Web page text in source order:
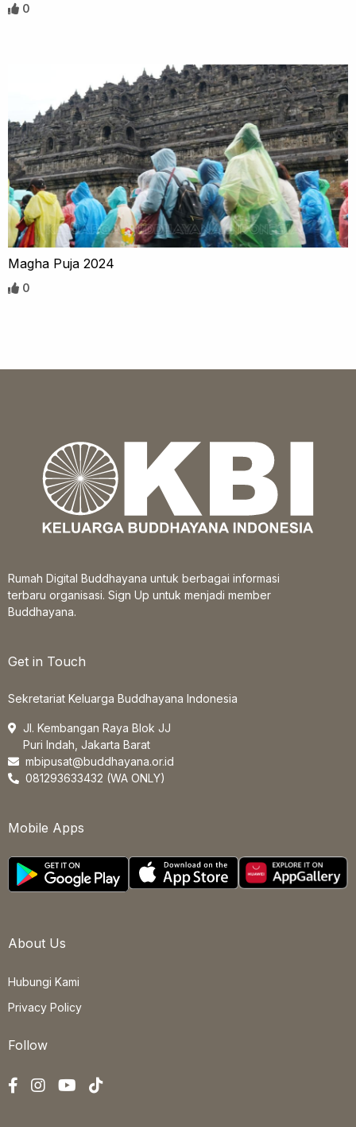
0
Magha Puja 2024
0
Rumah Digital Buddhayana untuk berbagai informasi
terbaru organisasi. Sign Up untuk menjadi member
Buddhayana.
Get in Touch
Sekretariat Keluarga Buddhayana Indonesia
Jl. Kembangan Raya Blok JJ
Puri Indah, Jakarta Barat
mbipusat@buddhayana.or.id
081293633432 (WA ONLY)
Mobile Apps
About Us
Hubungi Kami
Privacy Policy
Follow